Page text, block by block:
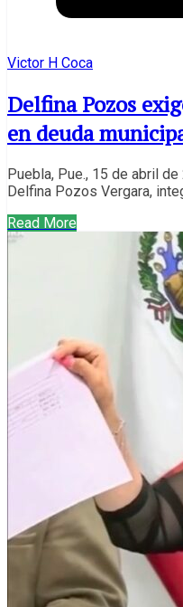
Victor H Coca
Delfina Pozos
en deuda
Puebla, Pue., 15 de abril
Delfina Pozos Vergara,
Read More